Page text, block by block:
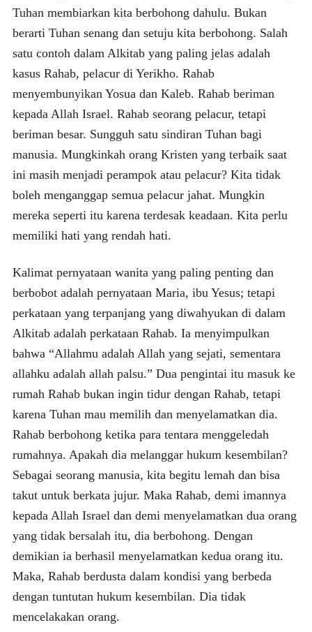
Tuhan membiarkan kita berbohong dahulu. Bukan
berarti Tuhan senang dan setuju kita berbohong. Salah
satu contoh dalam Alkitab yang paling jelas adalah
kasus Rahab, pelacur di Yerikho. Rahab
menyembunyikan Yosua dan Kaleb. Rahab beriman
kepada Allah Israel. Rahab seorang pelacur, tetapi
beriman besar. Sungguh satu sindiran Tuhan bagi
manusia. Mungkinkah orang Kristen yang terbaik saat
ini masih menjadi perampok atau pelacur? Kita tidak
boleh menganggap semua pelacur jahat. Mungkin
mereka seperti itu karena terdesak keadaan. Kita perlu
memiliki hati yang rendah hati.
Kalimat pernyataan wanita yang paling penting dan
berbobot adalah pernyataan Maria, ibu Yesus; tetapi
perkataan yang terpanjang yang diwahyukan di dalam
Alkitab adalah perkataan Rahab. Ia menyimpulkan
bahwa “Allahmu adalah Allah yang sejati, sementara
allahku adalah allah palsu.” Dua pengintai itu masuk ke
rumah Rahab bukan ingin tidur dengan Rahab, tetapi
karena Tuhan mau memilih dan menyelamatkan dia.
Rahab berbohong ketika para tentara menggeledah
rumahnya. Apakah dia melanggar hukum kesembilan?
Sebagai seorang manusia, kita begitu lemah dan bisa
takut untuk berkata jujur. Maka Rahab, demi imannya
kepada Allah Israel dan demi menyelamatkan dua orang
yang tidak bersalah itu, dia berbohong. Dengan
demikian ia berhasil menyelamatkan kedua orang itu.
Maka, Rahab berdusta dalam kondisi yang berbeda
dengan tuntutan hukum kesembilan. Dia tidak
mencelakakan orang.